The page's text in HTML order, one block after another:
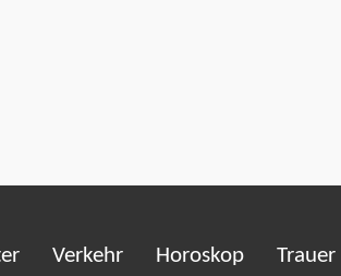
Verkehr Horoskop Trauer